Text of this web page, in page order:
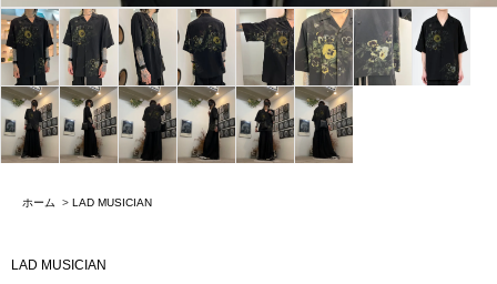
ホーム > LAD MUSICIAN
LAD MUSICIAN